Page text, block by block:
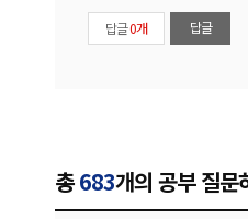
답글0개 답글
총683개의 공부 질문